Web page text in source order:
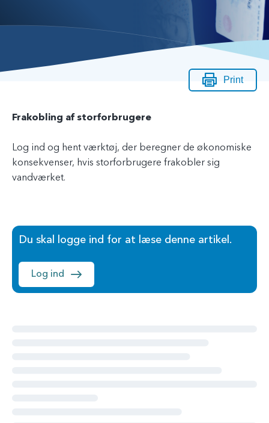
Print
Frakobling af storforbrugere
Log ind og hent værktøj, der beregner de økonomiske
konsekvenser, hvis storforbrugere frakobler sig
vandværket.
Du skal logge ind for at læse denne artikel.
Log ind